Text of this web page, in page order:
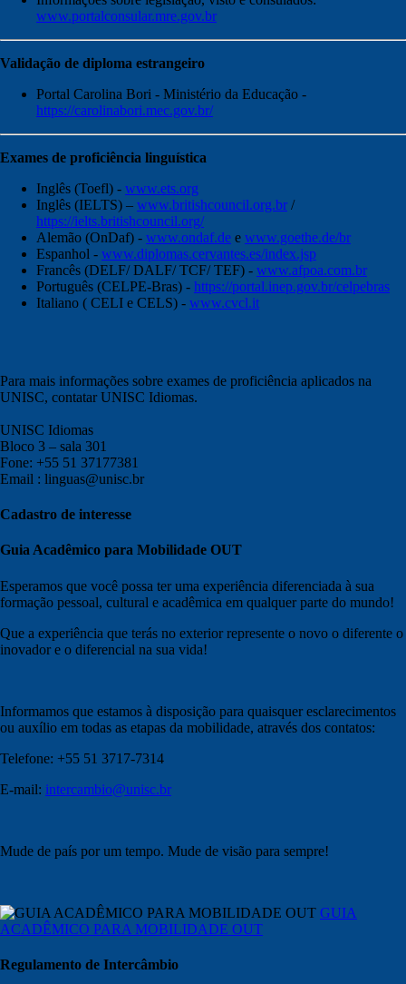
www.portalconsular.mre.gov.br
Validação de diploma estrangeiro
Portal Carolina Bori - Ministério da Educação -
https://carolinabori.mec.gov.br/
Exames de proficiência linguística
Inglês (Toefl) - www.ets.org
Inglês (IELTS) – www.britishcouncil.org.br /
https://ielts.britishcouncil.org/
Alemão (OnDaf) - www.ondaf.de e www.goethe.de/br
Espanhol - www.diplomas.cervantes.es/index.jsp
Francês (DELF/ DALF/ TCF/ TEF) - www.afpoa.com.br
Português (CELPE-Bras) - https://portal.inep.gov.br/celpebras
Italiano ( CELI e CELS) - www.cvcl.it
Para mais informações sobre exames de proficiência aplicados na
UNISC, contatar UNISC Idiomas.
UNISC Idiomas
Bloco 3 – sala 301
Fone: +55 51 37177381
Email : linguas@unisc.br
Cadastro de interesse
Guia Acadêmico para Mobilidade OUT
Esperamos que você possa ter uma experiência diferenciada à sua
formação pessoal, cultural e acadêmica em qualquer parte do mundo!
Que a experiência que terás no exterior represente o novo o diferente o
inovador e o diferencial na sua vida!
Informamos que estamos à disposição para quaisquer esclarecimentos
ou auxílio em todas as etapas da mobilidade, através dos contatos:
Telefone: +55 51 3717-7314
E-mail: intercambio@unisc.br
Mude de país por um tempo. Mude de visão para sempre!
GUIA
ACADÊMICO PARA MOBILIDADE OUT
Regulamento de Intercâmbio